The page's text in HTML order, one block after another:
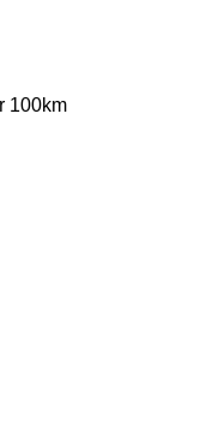
100km